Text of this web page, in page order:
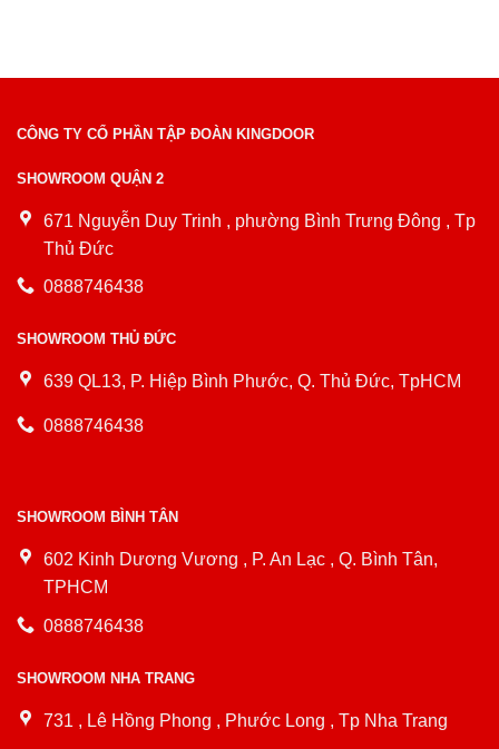
CÔNG TY CỔ PHẦN TẬP ĐOÀN KINGDOOR
SHOWROOM QUẬN 2
671 Nguyễn Duy Trinh , phường Bình Trưng Đông , Tp
Thủ Đức
0888746438
SHOWROOM THỦ ĐỨC
639 QL13, P. Hiệp Bình Phước, Q. Thủ Đức, TpHCM
0888746438
SHOWROOM BÌNH TÂN
602 Kinh Dương Vương , P. An Lạc , Q. Bình Tân,
TPHCM
0888746438
SHOWROOM NHA TRANG
731 , Lê Hồng Phong , Phước Long , Tp Nha Trang